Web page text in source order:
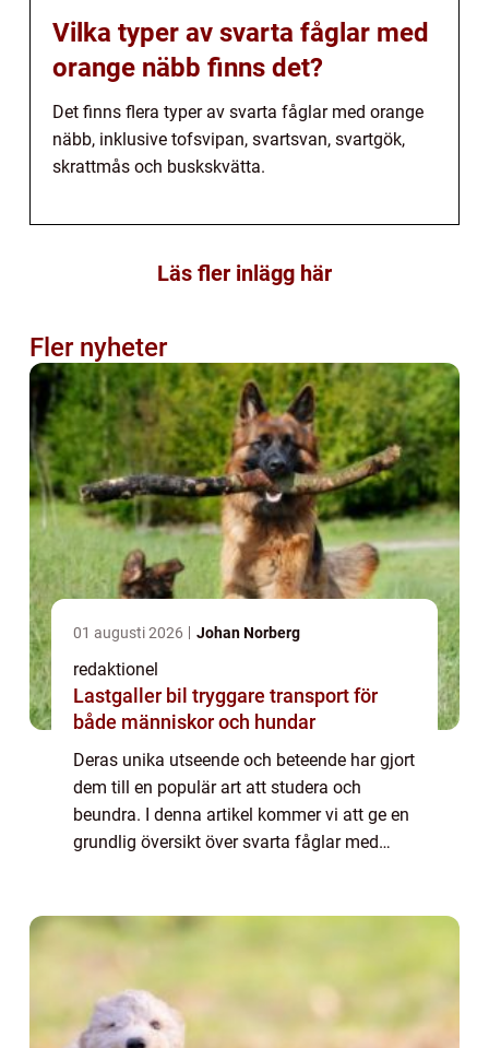
Vilka typer av svarta fåglar med
orange näbb finns det?
Det finns flera typer av svarta fåglar med orange
näbb, inklusive tofsvipan, svartsvan, svartgök,
skrattmås och buskskvätta.
Läs fler inlägg här
Fler nyheter
01 augusti 2026 Johan Norberg
redaktionel
Lastgaller bil tryggare transport för
både människor och hundar
Deras unika utseende och beteende har gjort
dem till en populär art att studera och
beundra. I denna artikel kommer vi att ge en
grundlig översikt över svarta fåglar med